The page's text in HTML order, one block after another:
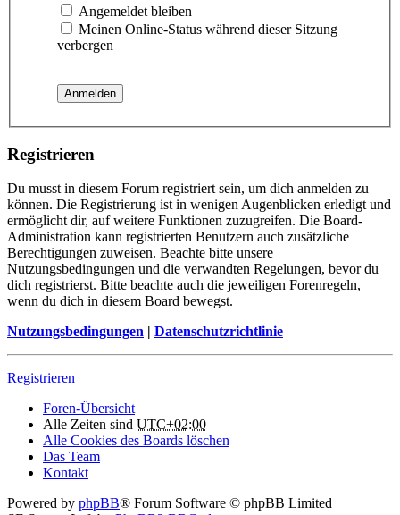
Angemeldet bleiben
Meinen Online-Status während dieser Sitzung
verbergen
Registrieren
Du musst in diesem Forum registriert sein, um dich anmelden zu
können. Die Registrierung ist in wenigen Augenblicken erledigt und
ermöglicht dir, auf weitere Funktionen zuzugreifen. Die Board-
Administration kann registrierten Benutzern auch zusätzliche
Berechtigungen zuweisen. Beachte bitte unsere
Nutzungsbedingungen und die verwandten Regelungen, bevor du
dich registrierst. Bitte beachte auch die jeweiligen Forenregeln,
wenn du dich in diesem Board bewegst.
Nutzungsbedingungen | Datenschutzrichtlinie
Registrieren
Foren-Übersicht
Alle Zeiten sind UTC+02:00
Alle Cookies des Boards löschen
Das Team
Kontakt
Powered by phpBB® Forum Software © phpBB Limited